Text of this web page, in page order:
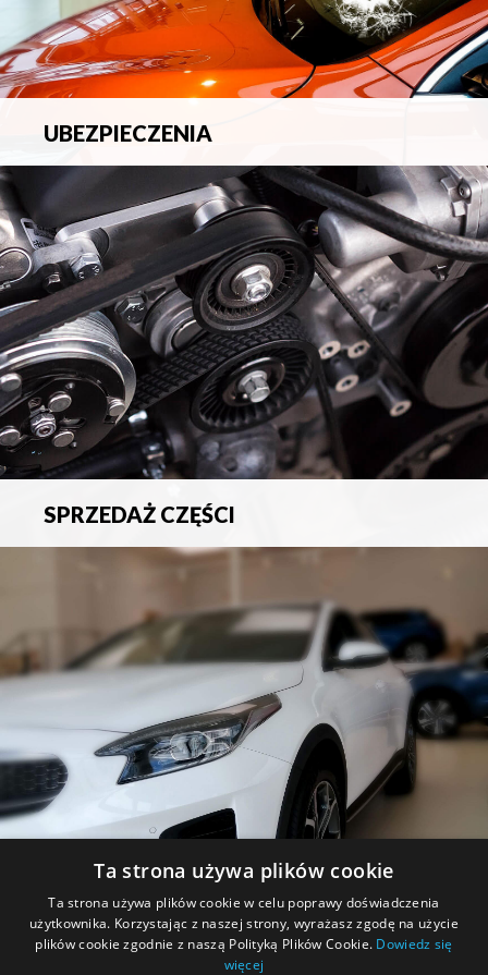
UBEZPIECZENIA
Pełna ochrona ubezpieczeniowa w zakresie wszelkich
SPRZEDAŻ CZĘŚCI
Sprzedaż oryginalnych części samochodowych oraz
PROMOCJE
Zapoznaj się z aktualnymi promocjami.
Ta strona używa plików cookie
Ta strona używa plików cookie w celu poprawy doświadczenia
użytkownika. Korzystając z naszej strony, wyrażasz zgodę na użycie
plików cookie zgodnie z naszą Polityką Plików Cookie. Dowiedz się
więcej